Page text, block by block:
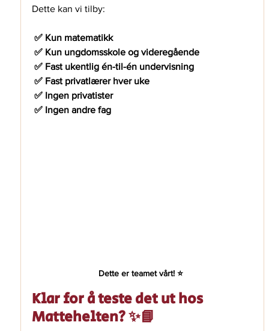
Dette kan vi tilby:
✅ Kun matematikk
✅ Kun ungdomsskole og videregående
✅ Fast ukentlig én-til-én undervisning
✅ Fast privatlærer hver uke
✅ Ingen privatister
✅ Ingen andre fag
Dette er teamet vårt! ⭐️
Klar for å teste det ut hos
Mattehelten? ✨📘